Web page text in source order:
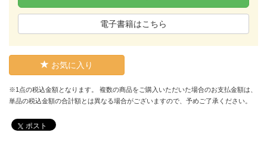
電子書籍はこちら
お気に入り
※1点の税込金額となります。 複数の商品をご購入いただいた場合のお支払金額は、
単品の税込金額の合計額とは異なる場合がございますので、予めご了承ください。
ポスト